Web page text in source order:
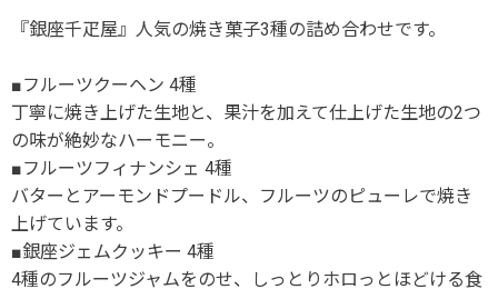
『銀座千疋屋』人気の焼き菓子3種の詰め合わせです。
■フルーツクーヘン 4種
丁寧に焼き上げた生地と、果汁を加えて仕上げた生地の2つ
の味が絶妙なハーモニー。
■フルーツフィナンシェ 4種
バターとアーモンドプードル、フルーツのピューレで焼き
上げています。
■銀座ジェムクッキー 4種
4種のフルーツジャムをのせ、しっとりホロっとほどける食